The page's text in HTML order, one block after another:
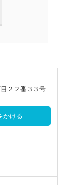
２２番３３号
かける